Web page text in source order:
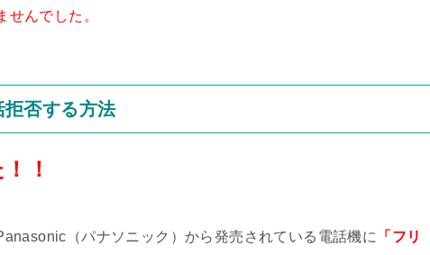
んでした。
拒否する方法
！
（パナソニック）から発売されている電話機に
「フリ